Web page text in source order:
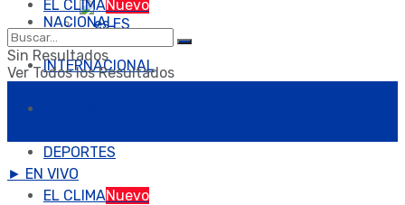
ES
NACIONAL
INTERNACIONAL
DEPORTES
EL CLIMANuevo
EL CLIMANuevo
Sin Resultados
Ver Todos los Resultados
NR Noticias
► EN VIVO